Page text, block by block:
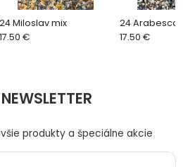
24 Miloslav mix
17.50 €
24
17.50 €
NEWSLETTER
produkty a špeciálne akcie